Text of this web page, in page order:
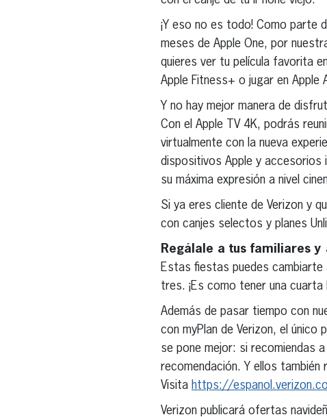
¡Y eso no es todo! Como parte
meses de Apple One, por
quieres ver tu película favorita
Apple Fitness+ o jugar en
Y no hay mejor manera de
Con el Apple TV 4K, podrás
virtualmente con la nueva
dispositivos Apple y accesorios
su máxima expresión a nivel
Si ya eres cliente de Verizon y
con canjes selectos y planes
Regálale a tus familiares y
Estas fiestas puedes cambiarte
tres. ¡Es como tener una cuarta
Además de pasar tiempo con
con myPlan de Verizon, el
se pone mejor: si recomiendas
recomendación. Y ellos
Visita https://
Verizon publicará ofertas